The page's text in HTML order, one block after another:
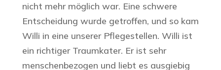
nicht mehr möglich war. Eine schwere
Entscheidung wurde getroffen, und so kam
Willi in eine unserer Pflegestellen. Willi ist
ein richtiger Traumkater. Er ist sehr
menschenbezogen und liebt es ausgiebig